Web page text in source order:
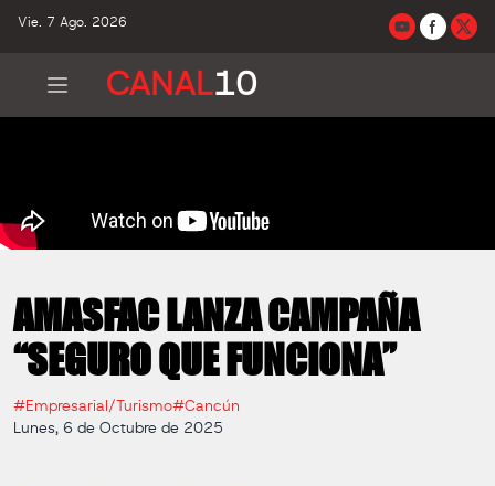
Vie. 7 Ago. 2026
CANAL10
AMASFAC LANZA CAMPAÑA
“SEGURO QUE FUNCIONA”
#Empresarial/Turismo#Cancún
Lunes, 6 de Octubre de 2025